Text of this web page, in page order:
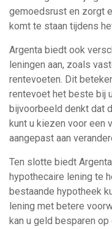
gemoedsrust en zorgt
komt te staan tijdens
Argenta biedt ook
leningen aan, zoals
rentevoeten. Dit
rentevoet het beste bij
bijvoorbeeld denkt dat
kunt u kiezen voor een
aangepast aan
Ten slotte biedt
hypothecaire lening te
bestaande hypotheek
lening met betere
kan u geld besparen